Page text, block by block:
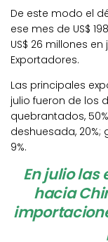
De este modo el
ese mes de US$
US$ 26 millones
Exportadores.
Las principales
julio fueron de los
quebrantados,
deshuesada,
9%.
En julio
hacia